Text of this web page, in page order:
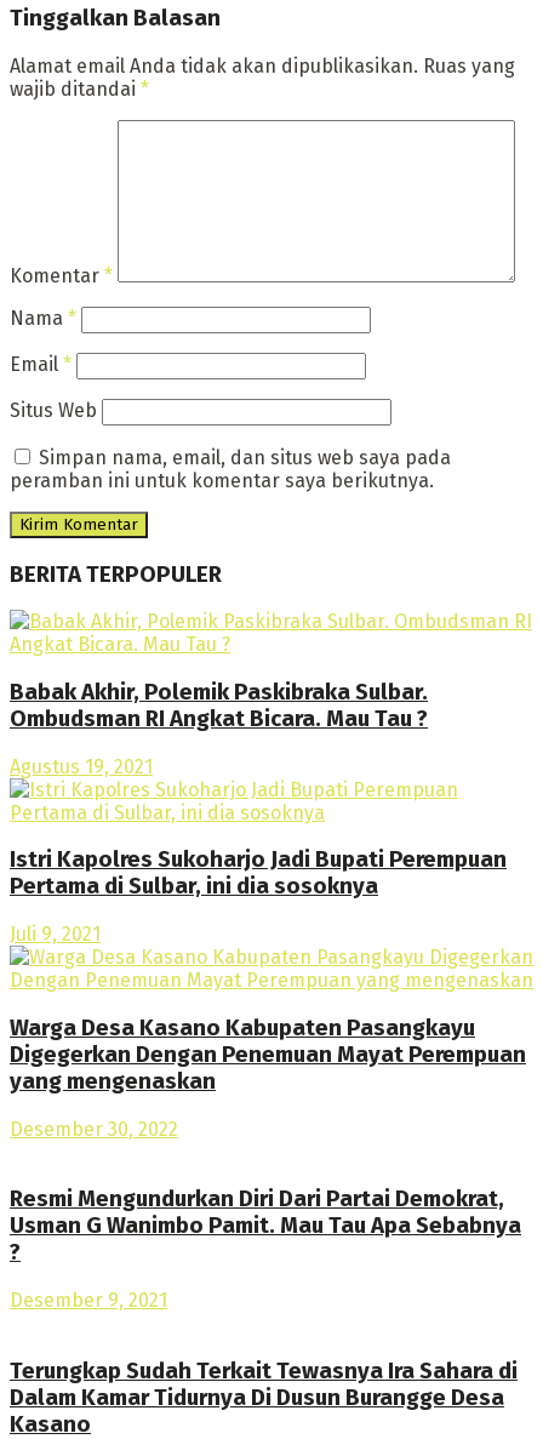
Tinggalkan Balasan
Alamat email Anda tidak akan dipublikasikan. Ruas yang
wajib ditandai *
Komentar *
Nama *
Email *
Situs Web
Simpan nama, email, dan situs web saya pada
peramban ini untuk komentar saya berikutnya.
BERITA TERPOPULER
Babak Akhir, Polemik Paskibraka Sulbar.
Ombudsman RI Angkat Bicara. Mau Tau ?
Agustus 19, 2021
Istri Kapolres Sukoharjo Jadi Bupati Perempuan
Pertama di Sulbar, ini dia sosoknya
Juli 9, 2021
Warga Desa Kasano Kabupaten Pasangkayu
Digegerkan Dengan Penemuan Mayat Perempuan
yang mengenaskan
Desember 30, 2022
Resmi Mengundurkan Diri Dari Partai Demokrat,
Usman G Wanimbo Pamit. Mau Tau Apa Sebabnya
?
Desember 9, 2021
Terungkap Sudah Terkait Tewasnya Ira Sahara di
Dalam Kamar Tidurnya Di Dusun Burangge Desa
Kasano